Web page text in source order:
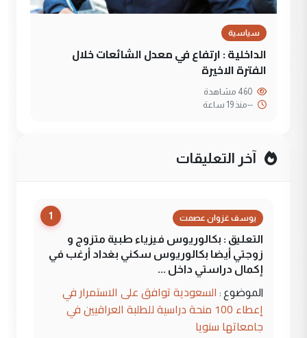
سياسية
الداخلية : ارتفاع في معدل الشائعات خلال
الفترة الاخيرة
--منذ 19 ساعة
آخر التعليقات
1 يوسف غزوان عصمت
التعليق : بكالوريوس فيزياء طبية متزوج و
زوجتي أيضا بكالوريوس سكني بغداد أرغب في
إكمال دراستي داخل ...
الموضوع : السعودية توافق على الاستمرار في
إعطاء 100 منحة دراسية للطلبة العراقيين في
جامعاتها سنويا